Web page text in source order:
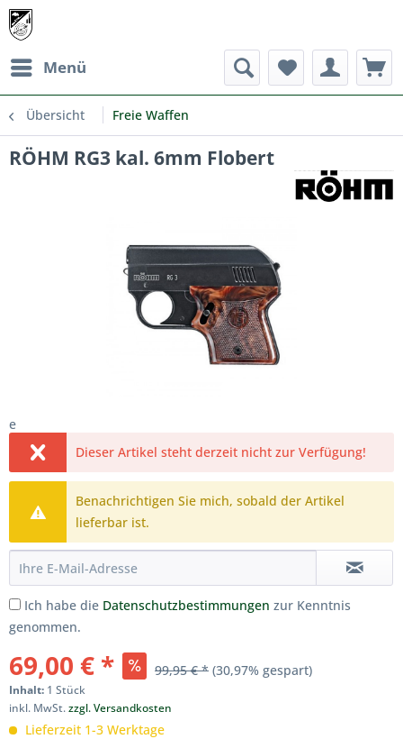
Menü
Übersicht Freie Waffen
RÖHM RG3 kal. 6mm Flobert
e
Dieser Artikel steht derzeit nicht zur Verfügung!
Benachrichtigen Sie mich, sobald der Artikel
lieferbar ist.
Ich habe die Datenschutzbestimmungen zur Kenntnis
genommen.
69,00 € * 99,95 € * (30,97% gespart)
Inhalt: 1 Stück
inkl. MwSt.zzgl. Versandkosten
Lieferzeit 1-3 Werktage